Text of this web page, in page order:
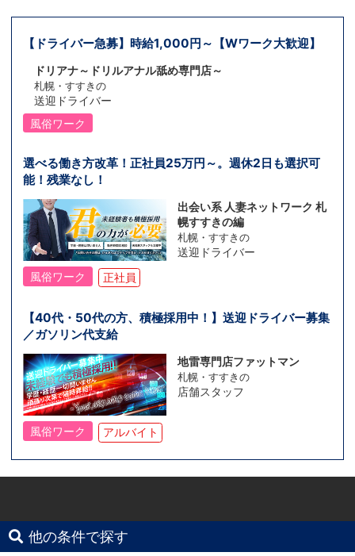
【ドライバー急募】時給1,000円～【Wワーク大歓迎】
ドリアナ～ドリルアナル舐め専門店～
札幌・すすきの
送迎ドライバー
風俗ワーク
選べる働き方改革！正社員25万円～。週休2日も選択可
能！残業なし！
出会い系 人妻ネットワーク 札
幌すすきの編
札幌・すすきの
送迎ドライバー
風俗ワーク
正社員
【40代・50代の方、積極採用中！】送迎ドライバー募集
／ガソリン代支給
地雷専門店ファットマン
札幌・すすきの
店舗スタッフ
風俗ワーク アルバイト
他の条件で探す